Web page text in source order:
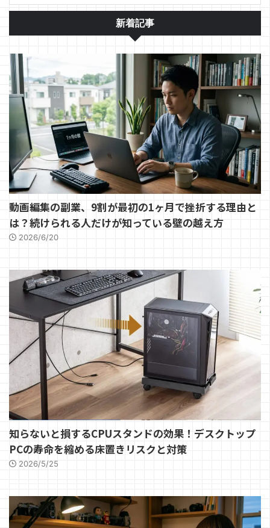
新着記事
動画編集の副業、9割が最初の1ヶ月で挫折する理由と
は？続けられる人だけが知っている壁の越え方
2026/6/20
知らないと損するCPUスタンドの効果！デスクトップ
PCの寿命を縮める床置きリスクと対策
2026/5/25